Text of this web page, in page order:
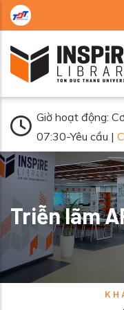
Nhảy đến nội dung
Giờ hoạt động:
07:30-Yêu cầu |
Triễn lãm